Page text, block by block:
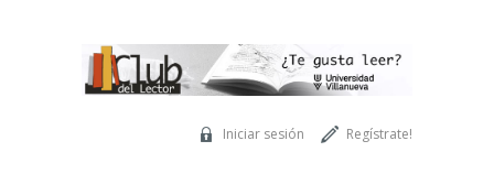
Regístrate!
Iniciar sesión